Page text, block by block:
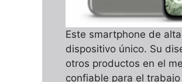
Este smartphone de
dispositivo único. Su
otros productos en el
confiable para el